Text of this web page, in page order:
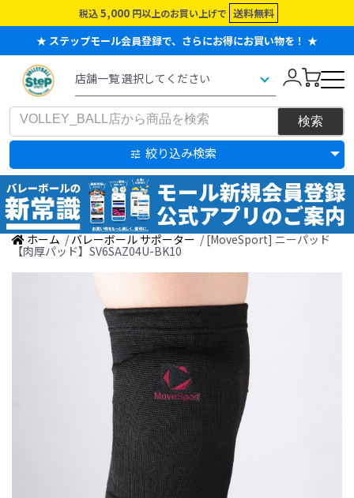
税込 5,000 円以上のお買い上げで 送料無料
★ ステップモール会員登録で、さらにお得にお買い物を！ ★
絞り込み検索
ホーム / バレーボール サポーター / [MoveSport] ニーパッド
【肉厚パッド】SV6SAZ04U-BK10